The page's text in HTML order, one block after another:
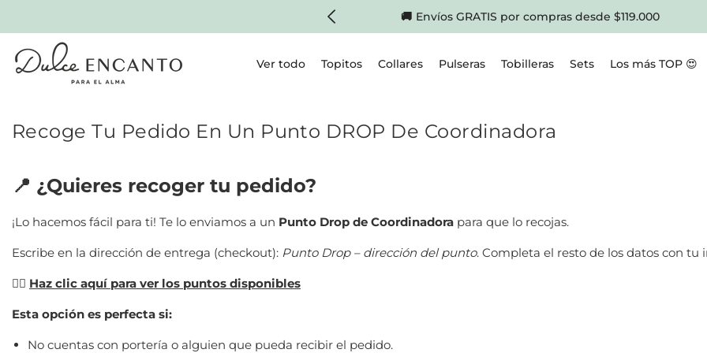
🚚 Envíos GRATIS por compras desde $119.000
Ver todo Topitos Collares Pulseras Tobilleras Sets Los más TOP 😍
Recoge Tu Pedido En Un Punto DROP De Coordinadora
📍 ¿Quieres recoger tu pedido?
¡Lo hacemos fácil para ti! Te lo enviamos a un Punto Drop de Coordinadora para que lo recojas.
Escribe en la dirección de entrega (checkout): Punto Drop – dirección del punto. Completa el resto de los datos con tu
👉🏼 Haz clic aquí para ver los puntos disponibles
Esta opción es perfecta si:
No cuentas con portería o alguien que pueda recibir el pedido.